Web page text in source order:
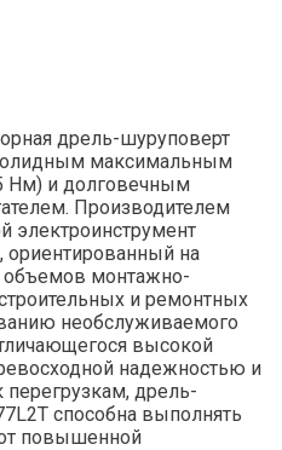
дрель-шуруповерт
максимальным
Нм) и долговечным
Производителем
электроинструмент
ориентированный на
объемов монтажно-
и ремонтных
необслуживаемого
высокой
надежностью и
дрель-
способна выполнять
повышенной